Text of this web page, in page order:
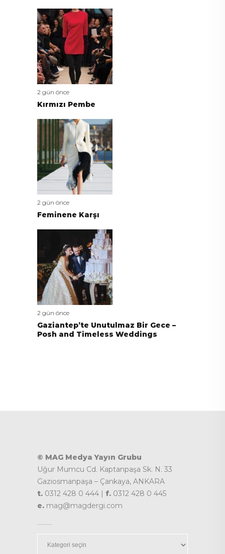
2 gün önce
Kırmızı Pembe
2 gün önce
Feminene Karşı
2 gün önce
Gaziantep’te Unutulmaz Bir Gece –
Posh and Timeless Weddings
© MAG Medya Yayın Grubu
Uğur Mumcu Cd. Kaptanpaşa Sk. N. 33
Gaziosmanpaşa – Çankaya, ANKARA
t. 0312 428 0 444 | f. 0312 428 0 445
e. mag@magdergi.com